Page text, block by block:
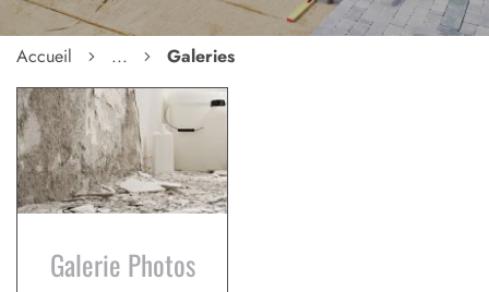
Accueil ... Galeries
Galerie Photos